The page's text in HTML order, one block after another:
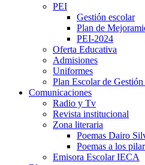
PEI
Gestión escolar
Plan de
PEI-2024
Oferta Educativa
Admisiones
Uniformes
Plan Escolar de
Comunicaciones
Radio y Tv
Revista institucional
Zona literaria
Poemas Dairo
Poemas a los
Emisora Escolar IECA